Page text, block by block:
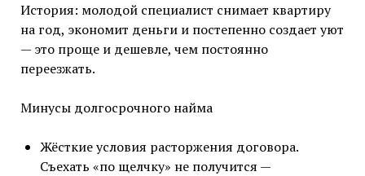
История: молодой специалист снимает квартиру
на год, экономит деньги и постепенно создает уют
— это проще и дешевле, чем постоянно
переезжать.
Минусы долгосрочного найма
Жёсткие условия расторжения договора.
Съехать «по щелчку» не получится —